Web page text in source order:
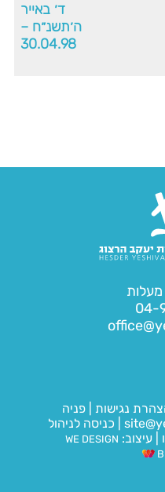
ד׳ באייר
ה׳תשנ״ח –
30.04.98
04-
נגישות
פניה
כניסה לניהול
עיצוב: WE DESIGN